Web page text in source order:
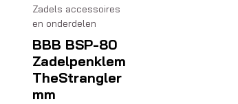
Zadels accessoires
en onderdelen
BBB BSP-80
Zadelpenklem
TheStrangler
mm